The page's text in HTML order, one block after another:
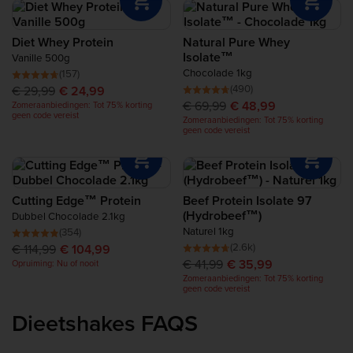
Herstelproteïne
Complete Food Shake
Proteïnerepen
Proteïne Snacks
Proteïnerijke Voeding
Diet Whey Protein
Vanille 500g
(157)
€ 29,99 € 24,99
Zomeraanbiedingen: Tot 75% korting
geen code vereist
Natural Pure Whey
Isolate™
Chocolade 1kg
(490)
€ 69,99 € 48,99
Zomeraanbiedingen: Tot 75% korting
geen code vereist
Cutting Edge™ Protein
Dubbel Chocolade 2.1kg
(354)
€ 114,99 € 104,99
Opruiming: Nu of nooit
Beef Protein Isolate 97
(Hydrobeef™)
Naturel 1kg
(2.6k)
€ 41,99 € 35,99
Zomeraanbiedingen: Tot 75% korting
geen code vereist
Dieetshakes FAQS